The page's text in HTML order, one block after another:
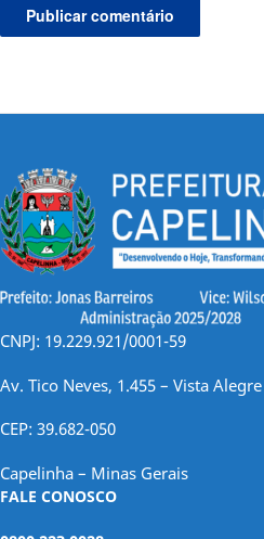
CNPJ: 19.229.921/0001-59
Av. Tico Neves, 1.455 – Vista Alegre
CEP: 39.682-050
Capelinha – Minas Gerais
FALE CONOSCO